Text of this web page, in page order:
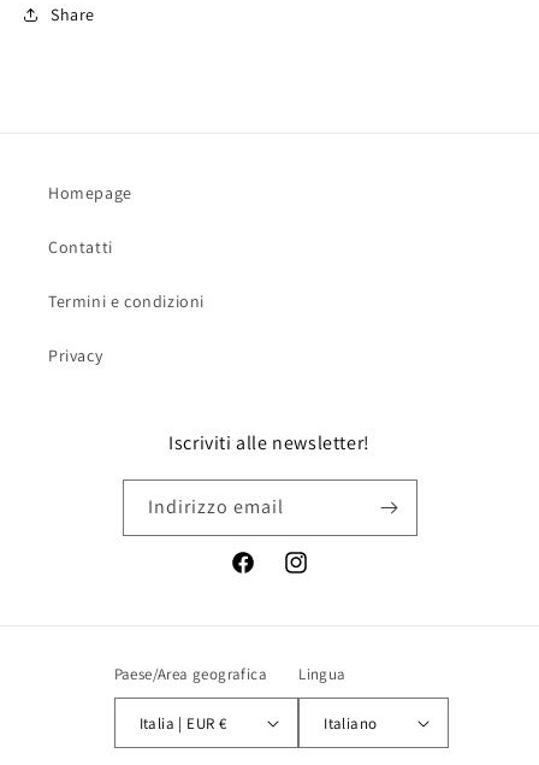
Share
Homepage
Contatti
Termini e condizioni
Privacy
Iscriviti alle newsletter!
Indirizzo email
FacebookInstagram
Paese/Area geografica
Italia | EUR €
Lingua
Italiano